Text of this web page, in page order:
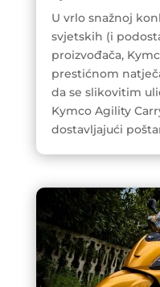
U vrlo snažnoj
svjetskih (i
proizvođača,
prestićnom
da se slikovitim
Kymco Agility
dostavljajući